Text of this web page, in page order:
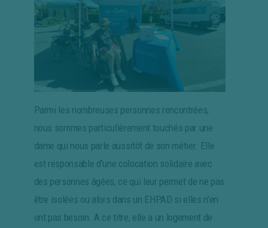
Parmi les nombreuses personnes rencontrées,
nous sommes particulièrement touchés par une
dame qui nous parle aussitôt de son métier. Elle
est responsable d’une colocation solidaire avec
des personnes âgées, ce qui leur permet de ne pas
être isolées ou alors dans un EHPAD si elles n’en
ont pas besoin. A ce titre, elle a un logement de